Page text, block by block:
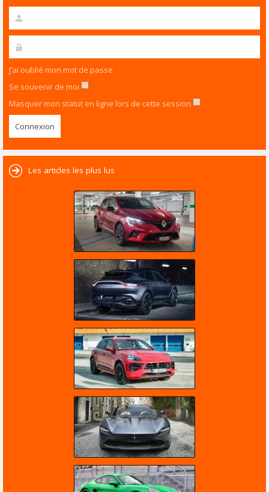
J’ai oublié mon mot de passe
Se souvenir de moi
Masquer mon statut en ligne lors de cette session
Les articles les plus lus